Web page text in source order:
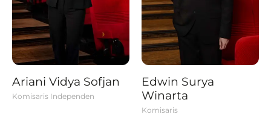
Ariani Vidya Sofjan
Komisaris Independen
Edwin Surya
Winarta
Komisaris